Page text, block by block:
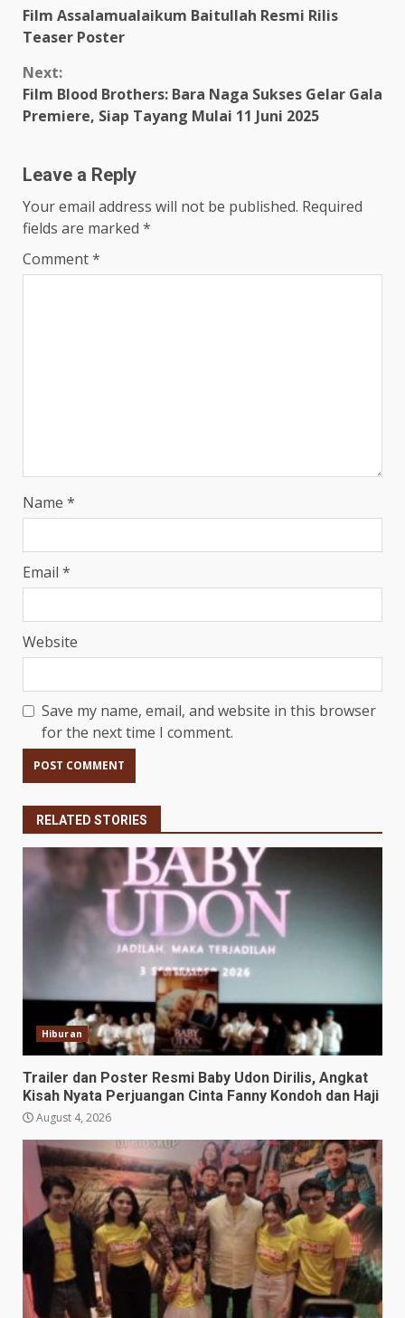
Reading
Film Assalamualaikum Baitullah Resmi Rilis
Teaser Poster
Next:
Film Blood Brothers: Bara Naga Sukses Gelar Gala
Premiere, Siap Tayang Mulai 11 Juni 2025
Leave a Reply
Your email address will not be published. Required
fields are marked *
Comment*
Name *
Email *
Website
Save my name, email, and website in this browser
for the next time I comment.
RELATED STORIES
Hiburan
Trailer dan Poster Resmi Baby Udon Dirilis, Angkat
Kisah Nyata Perjuangan Cinta Fanny Kondoh dan Haji
August 4, 2026